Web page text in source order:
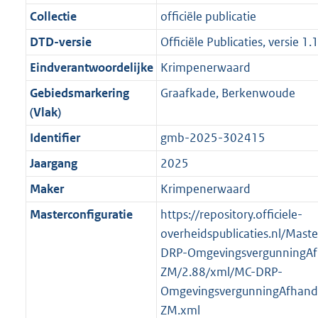
e
i
n
f
o
m
a
a
t
6
9
K
b
i
e
i
n
f
r
m
a
a
t
8
6
K
b
t
i
e
i
n
o
r
m
a
a
t
:
4
K
b
a
t
i
e
i
f
o
r
m
a
a
:
2
0
s
g
r
o
o
t
e
:
2
K
b
d
s
g
r
o
t
t
e
:
2
K
b
Collectie
officiële publicatie
DTD-versie
Officiële Publicaties, versie 1.1
Eindverantwoordelijke Krimpenerwaard
Gebiedsmarkering
(Vlak)
Graafkade, Berkenwoude
Identifier
gmb-2025-302415
Jaargang
2025
Maker
Krimpenerwaard
Masterconfiguratie
https://repository.officiele-
overheidspublicaties.nl/
DRP-
ZM/2.88/xml/MC-DRP-
ZM.xml